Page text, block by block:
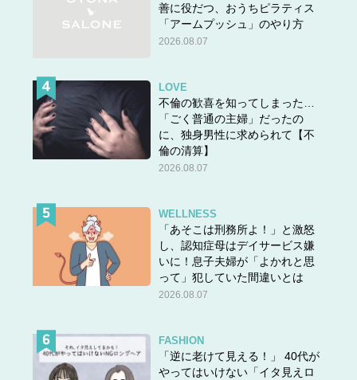
善に役だつ、おうちピラティス
「アームプッシュ」のやり方
2026.08.07
LOVE
不倫の歓喜を知ってしまった…
「ごく普通の主婦」だったの
に、独身男性に求められて【不
倫の清算】
2026.08.07
WELLNESS
「あそこは刑務所よ！」と激怒
し、認知症母はデイサービス嫌
いに！息子夫婦が「よかれと思
って」犯していた間違いとは
2026.08.07
FASHION
「逆に老けて見える！」 40代が
やってはいけない「イタ見えロ